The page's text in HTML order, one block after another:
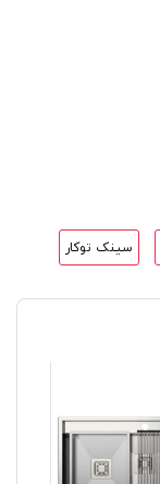
سینک توکار